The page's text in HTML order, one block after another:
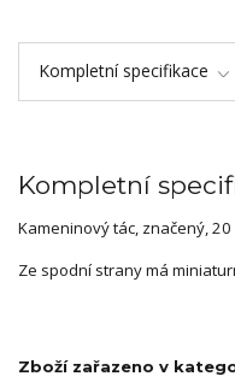
Kompletní specifikace
Kompletní
Kameninový tác, značený, 20
Ze spodní strany má
Zboží zařazeno v